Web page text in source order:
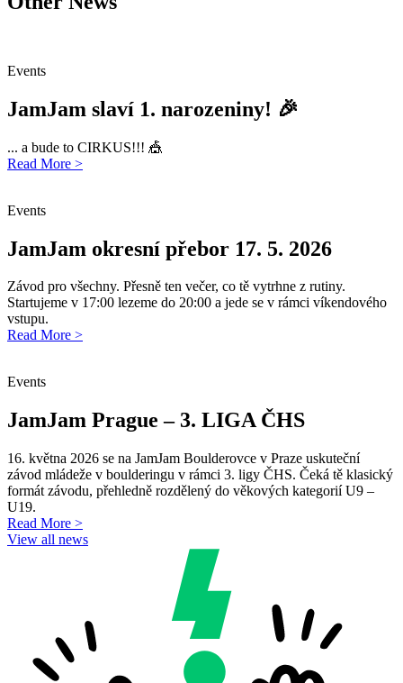
Events
JamJam slaví 1. narozeniny! 🎉
... a bude to CIRKUS!!! 🎪
Read More >
Events
JamJam okresní přebor 17. 5. 2026
Závod pro všechny. Přesně ten večer, co tě vytrhne z rutiny.
Startujeme v 17:00 lezeme do 20:00 a jede se v rámci víkendového
vstupu.
Read More >
Events
JamJam Prague – 3. LIGA ČHS
16. května 2026 se na JamJam Boulderovce v Praze uskuteční
závod mládeže v boulderingu v rámci 3. ligy ČHS. Čeká tě klasický
formát závodu, přehledně rozdělený do věkových kategorií U9 –
U19.
Read More >
View all news